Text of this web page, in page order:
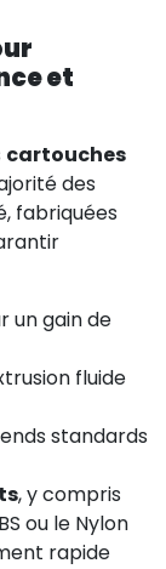
et
cartouches
des
fabriquées
un gain de
fluide
standards
, y compris
ou le Nylon
rapide